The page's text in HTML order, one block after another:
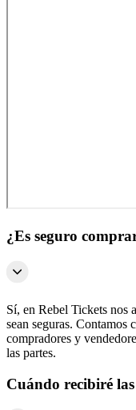
¿Es seguro
Sí, en Rebel Tickets nos
sean seguras. Contamos
compradores y
las partes.
Cuándo recibiré